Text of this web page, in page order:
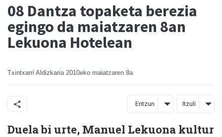
08 Dantza topaketa berezia
egingo da maiatzaren 8an
Lekuona Hotelean
Txintxarri Aldizkaria 2010eko maiatzaren 8a
Entzun Itzuli
Duela bi urte, Manuel Lekuona kultur